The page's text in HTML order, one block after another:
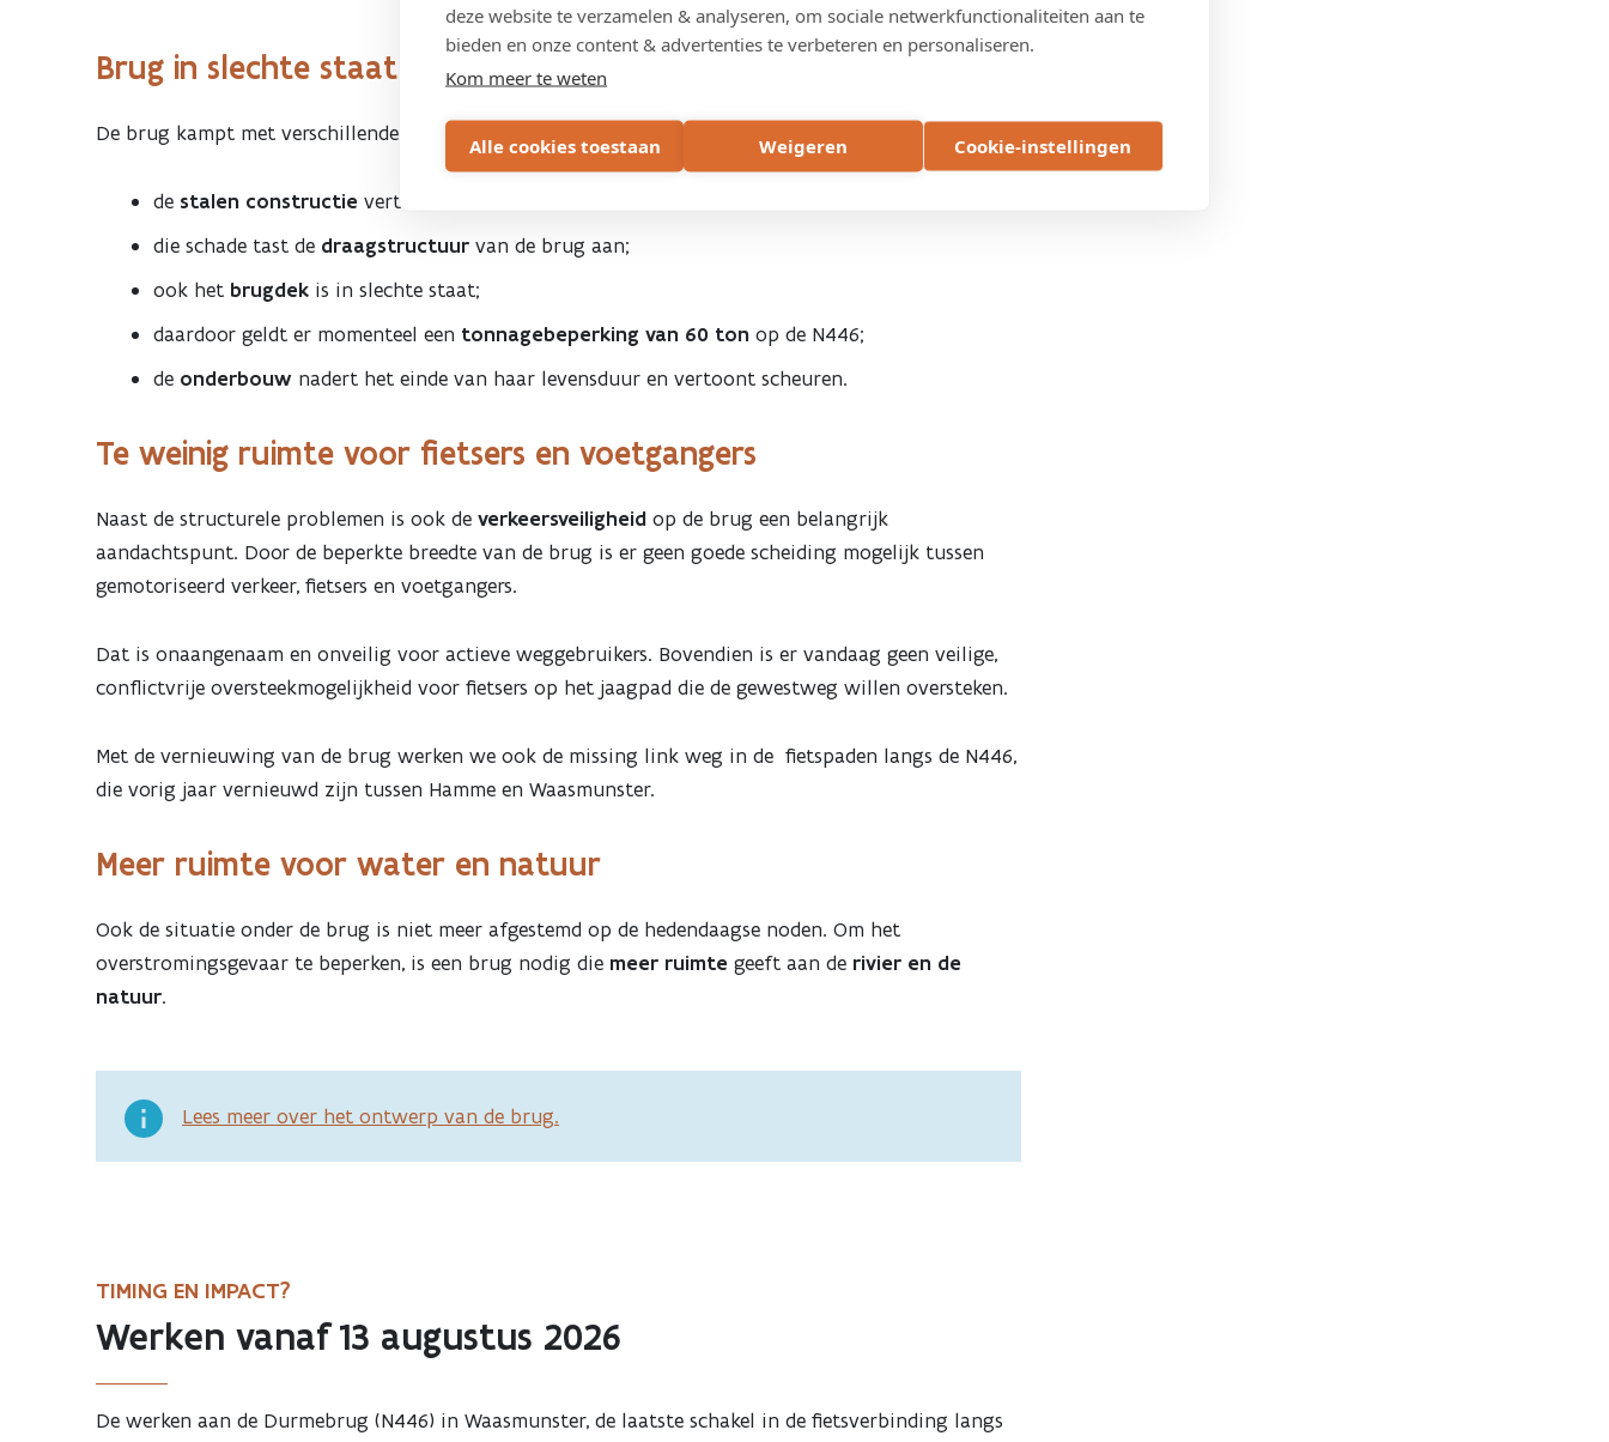
deze website te verzamelen & analyseren, om sociale netwerkfunctionaliteiten aan te
bieden en onze content & advertenties te verbeteren en personaliseren.
Kom meer te weten
Alle cookies toestaan Weigeren Cookie-instellingen
Brug in slechte staat
De brug kampt met verschillende structurele problemen:
de stalen constructie vertoont heel wat corrosieschade;
die schade tast de draagstructuur van de brug aan;
ook het brugdek is in slechte staat;
daardoor geldt er momenteel een tonnagebeperking van 60 ton op de N446;
de onderbouw nadert het einde van haar levensduur en vertoont scheuren.
Te weinig ruimte voor fietsers en voetgangers
Naast de structurele problemen is ook de verkeersveiligheid op de brug een belangrijk
aandachtspunt. Door de beperkte breedte van de brug is er geen goede scheiding mogelijk tussen
gemotoriseerd verkeer, fietsers en voetgangers.
Dat is onaangenaam en onveilig voor actieve weggebruikers. Bovendien is er vandaag geen veilige,
conflictvrije oversteekmogelijkheid voor fietsers op het jaagpad die de gewestweg willen oversteken.
Met de vernieuwing van de brug werken we ook de missing link weg in de fietspaden langs de N446,
die vorig jaar vernieuwd zijn tussen Hamme en Waasmunster.
Meer ruimte voor water en natuur
Ook de situatie onder de brug is niet meer afgestemd op de hedendaagse noden. Om het
overstromingsgevaar te beperken, is een brug nodig die meer ruimte geeft aan de rivier en de
natuur.
Lees meer over het ontwerp van de brug.
TIMING EN IMPACT?
Werken vanaf 13 augustus 2026
De werken aan de Durmebrug (N446) in Waasmunster, de laatste schakel in de fietsverbinding langs